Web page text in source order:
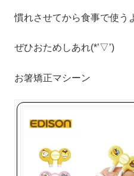
慣れさせてから食事で使う
ぜひおためしあれ(*’▽’)
お箸矯正マシーン